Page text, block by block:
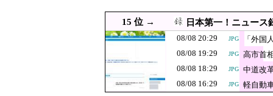
08/08 13:00 JPG 韓国人「投票用紙不足問
08/08 12:55 東大調査「外国人受け入
後輩記者に歩道
要求されてし
JPG
【速報】韓国サ
ルはく奪の可能
08/08 12:38 PNG 【悲報】池袋パパ活
15 位 → 日本第一！ニュース
08/08 20:29
JPG
「外国
08/08 19:29
JPG
高市首
08/08 18:29
JPG
中道改
08/08 16:29
JPG 軽自動